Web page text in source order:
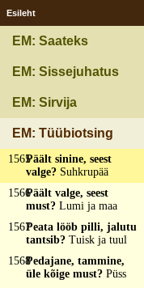
Esileht
EM: Saateks
EM: Sissejuhatus
EM: Sirvija
EM: Tüübiotsing
täis?
valge?Kartohvel
1563Päält nimeste, alt
naba, vallus pist
väidsetupp
1564Päält sille, sisest
karvane?Kask
1565Päält sinine, seest
valge? Suhkrupää
1566Päält valge, seest
must? Lumi ja maa
1567Peata lööb pilli, jalutu
tantsib? Tuisk ja tuul
1568Pedajane, tammine,
üle kõige must? Püss